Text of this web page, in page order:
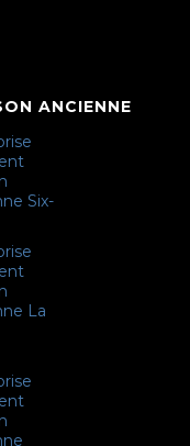
ANCIENNE
Six-
La